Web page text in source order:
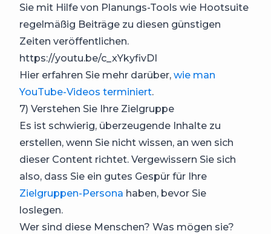
Sie mit Hilfe von Planungs-Tools wie Hootsuite
regelmäßig Beiträge zu diesen günstigen
Zeiten veröffentlichen.
https://youtu.be/c_xYkyfivDI
Hier erfahren Sie mehr darüber, wie man
YouTube-Videos terminiert.
7) Verstehen Sie Ihre Zielgruppe
Es ist schwierig, überzeugende Inhalte zu
erstellen, wenn Sie nicht wissen, an wen sich
dieser Content richtet. Vergewissern Sie sich
also, dass Sie ein gutes Gespür für Ihre
Zielgruppen-Persona haben, bevor Sie
loslegen.
Wer sind diese Menschen? Was mögen sie?